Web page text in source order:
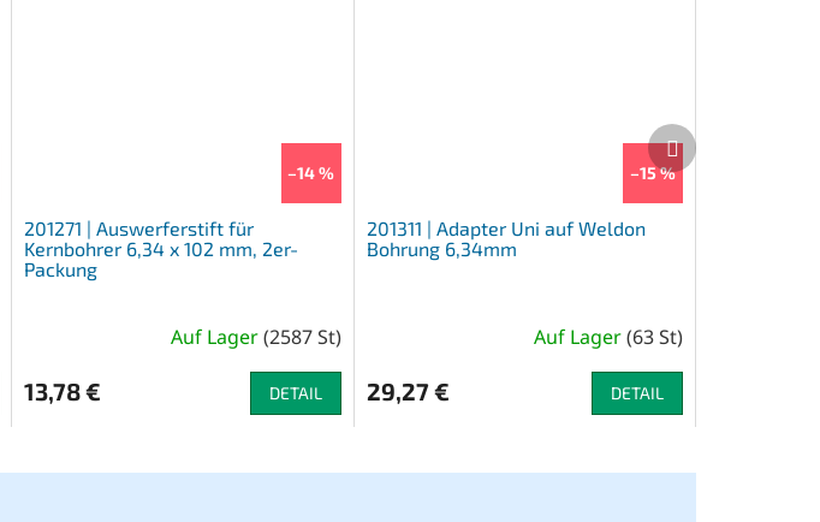
–14 %
201271 | Auswerferstift für
Kernbohrer 6,34 x 102 mm, 2er-
Packung
Auf Lager(2587 St)
13,78 € DETAIL
–15 %
201311 | Adapter Uni auf Weldon
Bohrung 6,34mm
Auf Lager(63 St)
29,27 € DETAIL
Nächstes
Produkt